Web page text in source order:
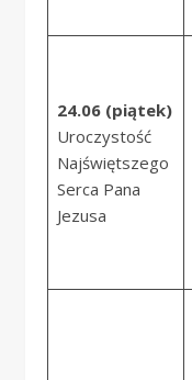
24.06 (piątek)
Uroczystość
Najświętszego
Serca Pana
Jezusa